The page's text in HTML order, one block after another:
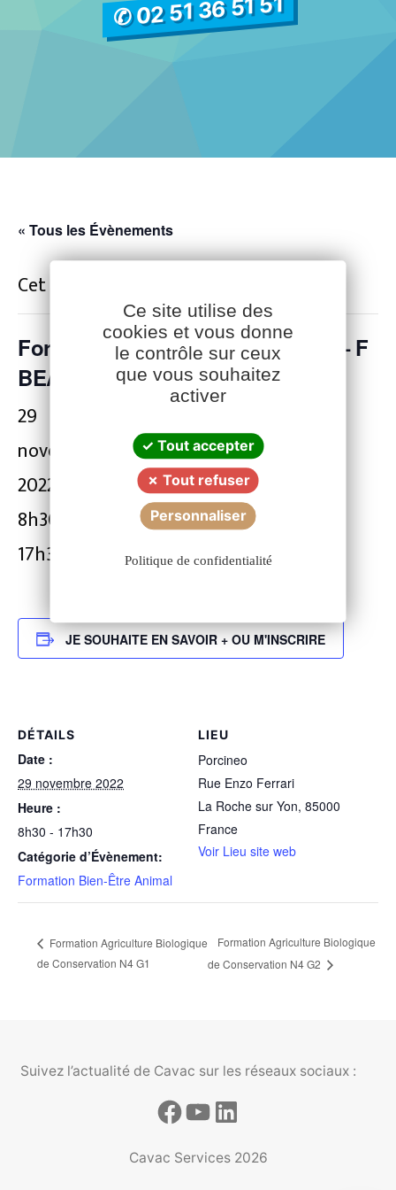
✆ 02 51 36 51 51
« Tous les Évènements
Cet évènement est passé.
Formation Bien-être animal Porc – F
BEA P 07
29
novembre
2022 @
8h30
17h30
JE SOUHAITE EN SAVOIR + OU M'INSCRIRE
DÉTAILS
Date :
29 novembre 2022
Heure :
8h30 - 17h30
Catégorie d’Évènement:
Formation Bien-Être Animal
LIEU
Porcineo
Rue Enzo Ferrari
La Roche sur Yon, 85000
France
Voir Lieu site web
Formation Agriculture Biologique
de Conservation N4 G1
Formation Agriculture Biologique
de Conservation N4 G2
Suivez l’actualité de Cavac sur les réseaux sociaux :
Facebook
YouTube
LinkedIn
Cavac Services 2026
Ce site utilise des
cookies et vous donne
le contrôle sur ceux
que vous souhaitez
activer
Tout accepter
Tout refuser
Personnaliser
Politique de confidentialité